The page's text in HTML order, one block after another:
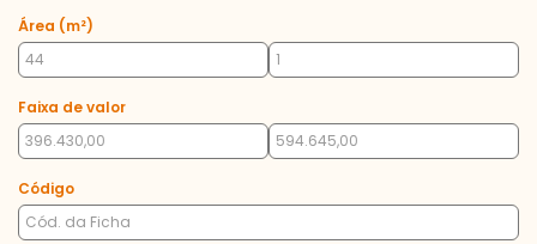
Área (m²)
Faixa de valor
Código